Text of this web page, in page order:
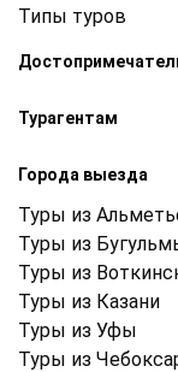
Типы туров
Турагентам
Города выезда
Туры из
Туры из
Туры из
Туры из Казани
Туры из Уфы
Туры из